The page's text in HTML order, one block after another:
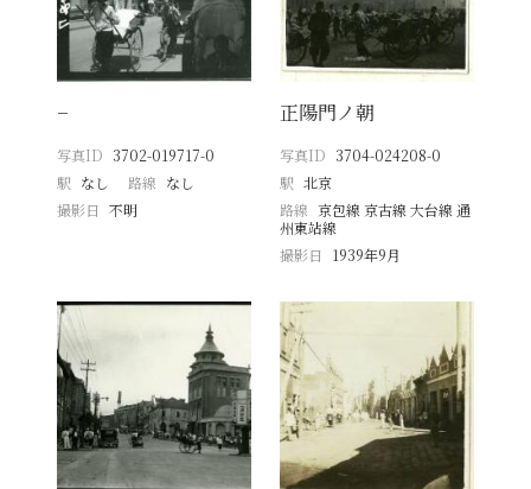
−
写真ID 3702-019717-0
駅 なし 路線 なし
撮影日
不明
正陽門ノ朝
写真ID 3704-024208-0
駅 北京
路線 京包線 京古線 大台線 通
州東站線
撮影日
1939年9月